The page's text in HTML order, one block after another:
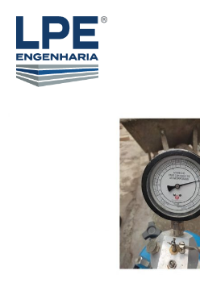
Ensaio de ar
concreto